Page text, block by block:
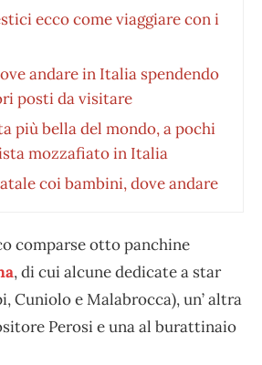
ecco come viaggiare con i
andare in Italia spendendo
posti da visitare
più bella del mondo, a pochi
mozzafiato in Italia
coi bambini, dove andare
comparse otto panchine
, di cui alcune dedicate a star
Cuniolo e Malabrocca), un’ altra
Perosi e una al burattinaio